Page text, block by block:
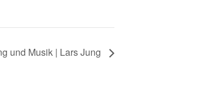
und Musik | Lars Jung